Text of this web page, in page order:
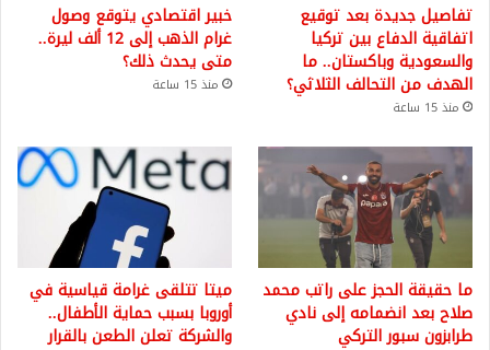
تفاصيل جديدة بعد توقيع
اتفاقية الدفاع بين تركيا
والسعودية وباكستان.. ما
الهدف من التحالف الثلاثي؟
منذ 15 ساعة
خبير اقتصادي يتوقع وصول
غرام الذهب إلى 12 ألف ليرة..
متى يحدث ذلك؟
منذ 15 ساعة
ما حقيقة الحجز على راتب محمد
صلاح بعد انضمامه إلى نادي
طرابزون سبور التركي
ميتا تتلقى غرامة قياسية في
أوروبا بسبب حماية الأطفال..
والشركة تعلن الطعن بالقرار